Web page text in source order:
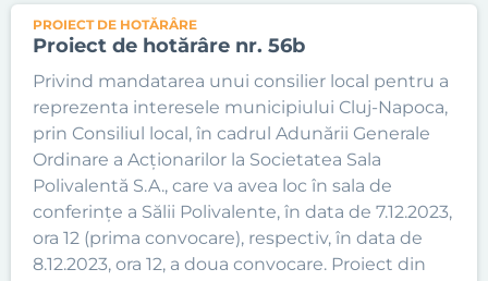
PROIECT DE HOTĂRÂRE
Proiect de hotărâre nr. 56b
Privind mandatarea unui consilier local pentru a
reprezenta interesele municipiului Cluj-Napoca,
prin Consiliul local, în cadrul Adunării Generale
Ordinare a Acționarilor la Societatea Sala
Polivalentă S.A., care va avea loc în sala de
conferințe a Sălii Polivalente, în data de 7.12.2023,
ora 12 (prima convocare), respectiv, în data de
8.12.2023, ora 12, a doua convocare. Proiect din